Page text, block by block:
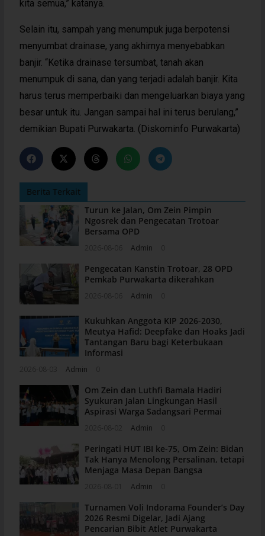
kita semua,” katanya.
Selain itu, sampah yang menumpuk juga berpotensi
menyumbat drainase, yang akhirnya menyebabkan
banjir. “Ketika drainase tersumbat, tanah akan
menumpuk di sana, dan yang terjadi adalah banjir. Kita
harus terus memperbaiki dan mengeluarkan biaya yang
besar untuk itu. Jangan sampai hal ini terus berulang,”
demikian Bupati Purwakarta. (Diskominfo Purwakarta)
Berita Terkait
Turun ke Jalan, Om Zein Pimpin
Ngosrek dan Pengecatan Trotoar
Bersama OPD
Admin
Pengecatan Kanstin Trotoar, 28 OPD
Pemkab Purwakarta dikerahkan
Admin
Kukuhkan Anggota KIP 2026-2030,
Meutya Hafid: Deepfake dan Hoaks Jadi
Tantangan Baru bagi Keterbukaan
Informasi
Admin
Om Zein dan Luthfi Bamala Hadiri
Syukuran Jalan Lingkungan Hasil
Aspirasi Warga Sadangsari Permai
Admin
Peringati HUT IBI ke-75, Om Zein: Bidan
Tak Hanya Menolong Persalinan, tetapi
Menjaga Masa Depan Bangsa
Admin
Turnamen Voli Indorama Founder’s Day
2026 Resmi Digelar, Jadi Ajang
Pencarian Bibit Atlet Purwakarta